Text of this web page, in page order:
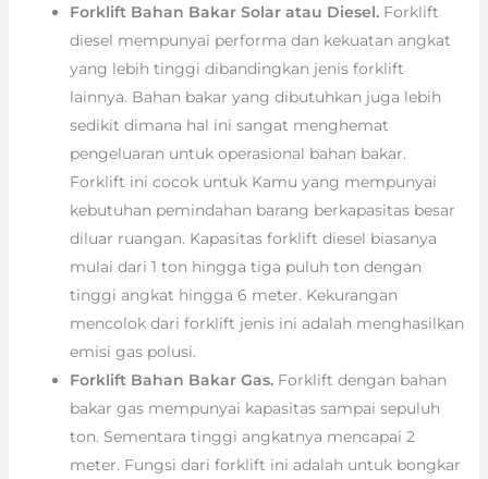
Forklift Bahan Bakar Solar atau Diesel. Forklift
diesel mempunyai performa dan kekuatan angkat
yang lebih tinggi dibandingkan jenis forklift
lainnya. Bahan bakar yang dibutuhkan juga lebih
sedikit dimana hal ini sangat menghemat
pengeluaran untuk operasional bahan bakar.
Forklift ini cocok untuk Kamu yang mempunyai
kebutuhan pemindahan barang berkapasitas besar
diluar ruangan. Kapasitas forklift diesel biasanya
mulai dari 1 ton hingga tiga puluh ton dengan
tinggi angkat hingga 6 meter. Kekurangan
mencolok dari forklift jenis ini adalah menghasilkan
emisi gas polusi.
Forklift Bahan Bakar Gas. Forklift dengan bahan
bakar gas mempunyai kapasitas sampai sepuluh
ton. Sementara tinggi angkatnya mencapai 2
meter. Fungsi dari forklift ini adalah untuk bongkar